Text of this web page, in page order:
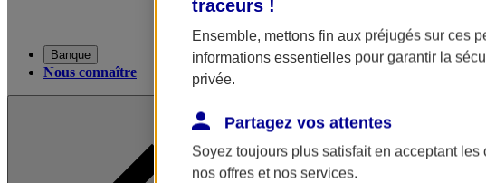
Banque
Nous connaître
traceurs !
Ensemble, mettons fin aux préjugés sur ces
informations essentielles pour garantir la
privée.
Partagez vos attentes
Soyez toujours plus satisfait en acceptant les
nos offres et nos services.